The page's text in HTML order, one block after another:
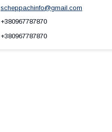
scheppachinfo@gmail.com
+380967787870
+380967787870